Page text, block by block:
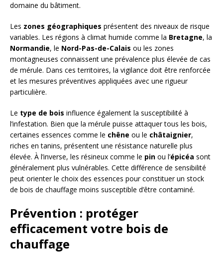
domaine du bâtiment.
Les zones géographiques présentent des niveaux de risque
variables. Les régions à climat humide comme la Bretagne, la
Normandie, le Nord-Pas-de-Calais ou les zones
montagneuses connaissent une prévalence plus élevée de cas
de mérule. Dans ces territoires, la vigilance doit être renforcée
et les mesures préventives appliquées avec une rigueur
particulière.
Le type de bois influence également la susceptibilité à
l’infestation. Bien que la mérule puisse attaquer tous les bois,
certaines essences comme le chêne ou le châtaignier,
riches en tanins, présentent une résistance naturelle plus
élevée. À l’inverse, les résineux comme le pin ou l’épicéa sont
généralement plus vulnérables. Cette différence de sensibilité
peut orienter le choix des essences pour constituer un stock
de bois de chauffage moins susceptible d’être contaminé.
Prévention : protéger
efficacement votre bois de
chauffage